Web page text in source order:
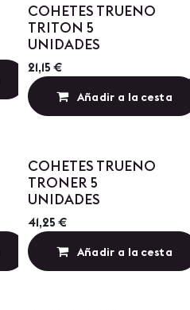
Añadir a lista de
Precio por Cantidad
COHETES TRUENO
TRITON 5
UNIDADES
21,15 €
Añadir a la cesta
Añadir a lista de
Precio por Cantidad
COHETES TRUENO
TRONER 5
UNIDADES
41,25 €
Añadir a la cesta